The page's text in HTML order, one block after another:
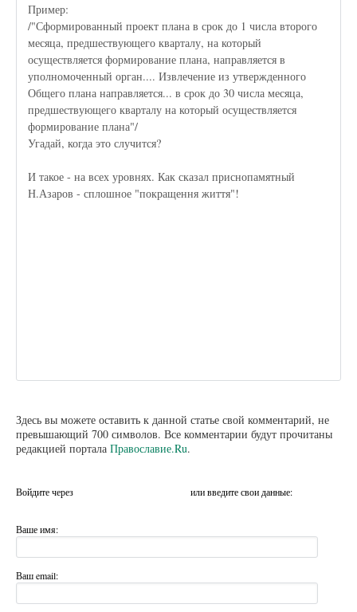
Пример:
/"Сформированный проект плана в срок до 1 числа второго
месяца, предшествующего кварталу, на который
осуществляется формирование плана, направляется в
уполномоченный орган.... Извлечение из утвержденного
Общего плана направляется... в срок до 30 числа месяца,
предшествующего кварталу на который осуществляется
формирование плана"/
Угадай, когда это случится?
И такое - на всех уровнях. Как сказал приснопамятный
Н.Азаров - сплошное "покращення життя"!
Здесь вы можете оставить к данной статье свой комментарий, не
превышающий 700 символов. Все комментарии будут прочитаны
редакцией портала Православие.Ru.
Войдите через или введите свои данные:
Ваше имя:
Ваш email: